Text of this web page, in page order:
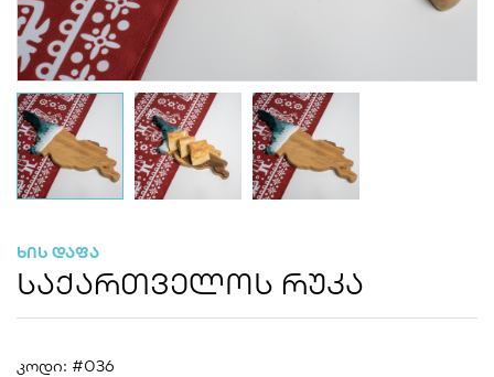
ხის დაფა
ᲡᲐᲥᲐᲠᲗᲕᲔᲚᲝᲡ ᲠᲣᲙᲐ
კოდი: #036